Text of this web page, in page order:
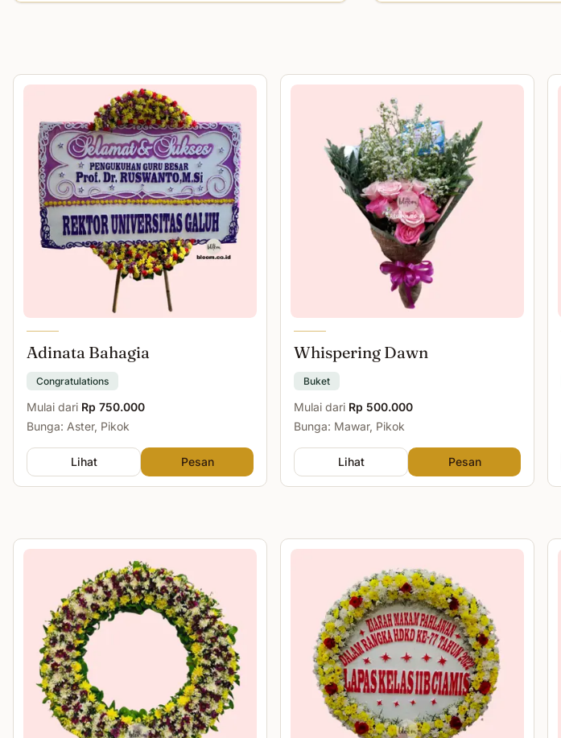
Adinata Bahagia
Congratulations
Mulai dari Rp 750.000
Bunga: Aster, Pikok
Lihat Pesan
Whispering Dawn
Buket
Mulai dari Rp 500.000
Bunga: Mawar, Pikok
Lihat Pesan